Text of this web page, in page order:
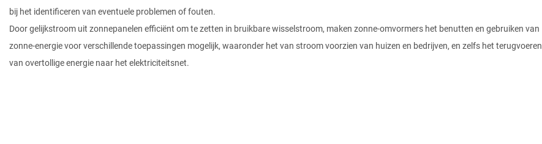
bij het identificeren van eventuele problemen of fouten.
Door gelijkstroom uit zonnepanelen efficiënt om te zetten in bruikbare wisselstroom, maken zonne-omvormers het benutten en gebruiken van
zonne-energie voor verschillende toepassingen mogelijk, waaronder het van stroom voorzien van huizen en bedrijven, en zelfs het terugvoeren
van overtollige energie naar het elektriciteitsnet.